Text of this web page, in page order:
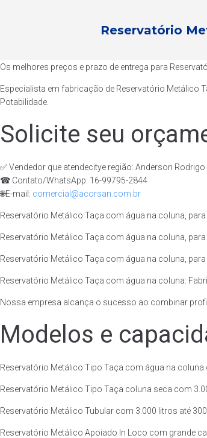
Reservatório
Os melhores preços e prazo de entrega para
Especialista em fabricação de Reservatório Metálico
Potabilidade.
Solicite seu
✅ Vendedor que atendecitye região: Anderson Rodrigo
☎ Contato/WhatsApp: 16-99795-2844
🌐E-mail: comercial@acorsan.com.br
Reservatório Metálico Taça com água na coluna,
Reservatório Metálico Taça com água na coluna,
Reservatório Metálico Taça com água na coluna,
Reservatório Metálico Taça com água na coluna:
Nossa empresa alcança o sucesso ao combinar
Modelos e
Reservatório Metálico Tipo Taça com água na
Reservatório Metálico Tipo Taça coluna seca com
Reservatório Metálico Tubular com 3.000 litros até
Reservatório Metálico Apoiado In Loco com grande